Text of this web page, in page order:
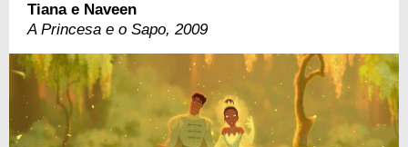
Tiana e Naveen
A Princesa e o Sapo, 2009